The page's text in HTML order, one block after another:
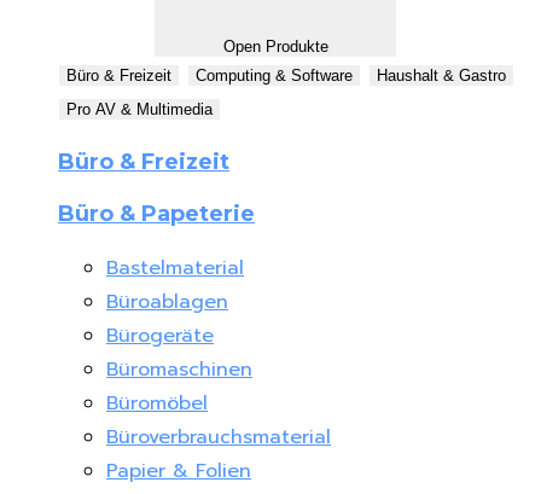
Open Produkte
Büro & Freizeit
Computing & Software
Haushalt & Gastro
Pro AV & Multimedia
Büro & Freizeit
Büro & Papeterie
Bastelmaterial
Büroablagen
Bürogeräte
Büromaschinen
Büromöbel
Büroverbrauchsmaterial
Papier & Folien